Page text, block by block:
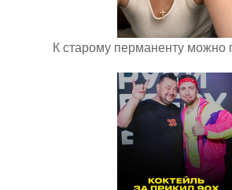
К старому перманенту можно